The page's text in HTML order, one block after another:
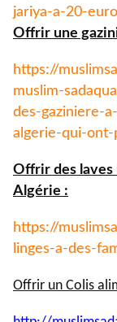
jariya-a-20-
Offrir une
https://
muslim-
des-gaziniere-a-
algerie-qui-ont-
Offrir des laves
Algérie :
https://
linges-a-des-
Offrir un Colis